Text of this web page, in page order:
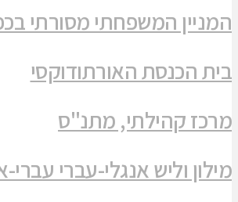
המניין המשפחתי מסורתי
בית הכנסת האורתודוקסי
מרכז קהילתי, מתנ"ס
מילון וליש אנגלי-עברי עברי-